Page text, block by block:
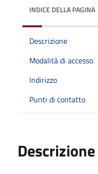
INDICE DELLA PAGINA
Descrizione
Modalità di accesso
Indirizzo
Punti di contatto
Descrizione